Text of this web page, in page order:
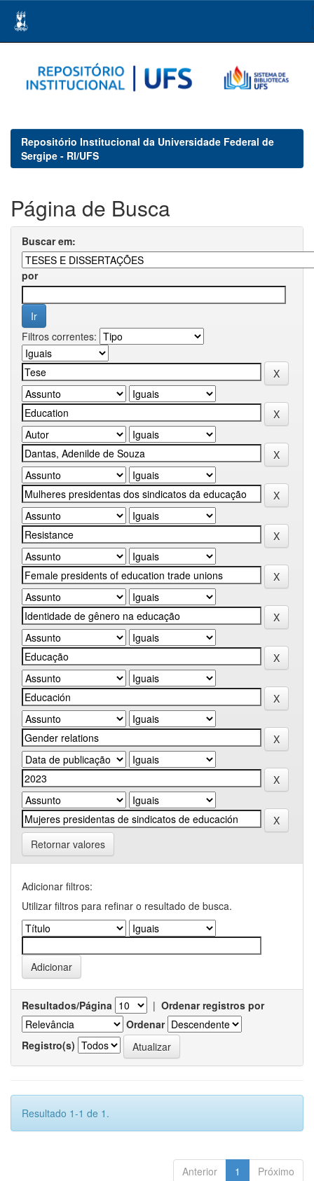
navigation
Repositório Institucional da Universidade Federal de
Sergipe - RI/UFS
Página de Busca
Buscar em:
por
Filtros correntes:
Retornar valores
Adicionar filtros:
Utilizar filtros para refinar o resultado de busca.
Resultados/Página | Ordenar registros por
Ordenar
Registro(s)
Resultado 1-1 de 1.
Anterior 1 Próximo